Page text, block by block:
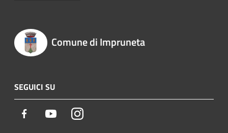
Comune di Impruneta
SEGUICI SU
Facebook YoutubeInstagram